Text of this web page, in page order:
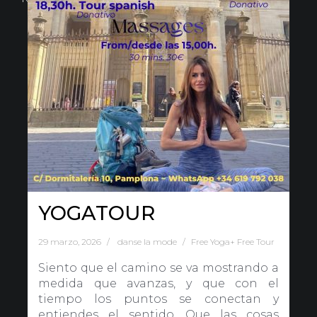
YOGATOUR
29 marzo, 2026 danse la mode Free Yoga+ Free Tour
Siento que el camino se va mostrando a
medida que avanzas, y que con el
tiempo los puntos se conectan y